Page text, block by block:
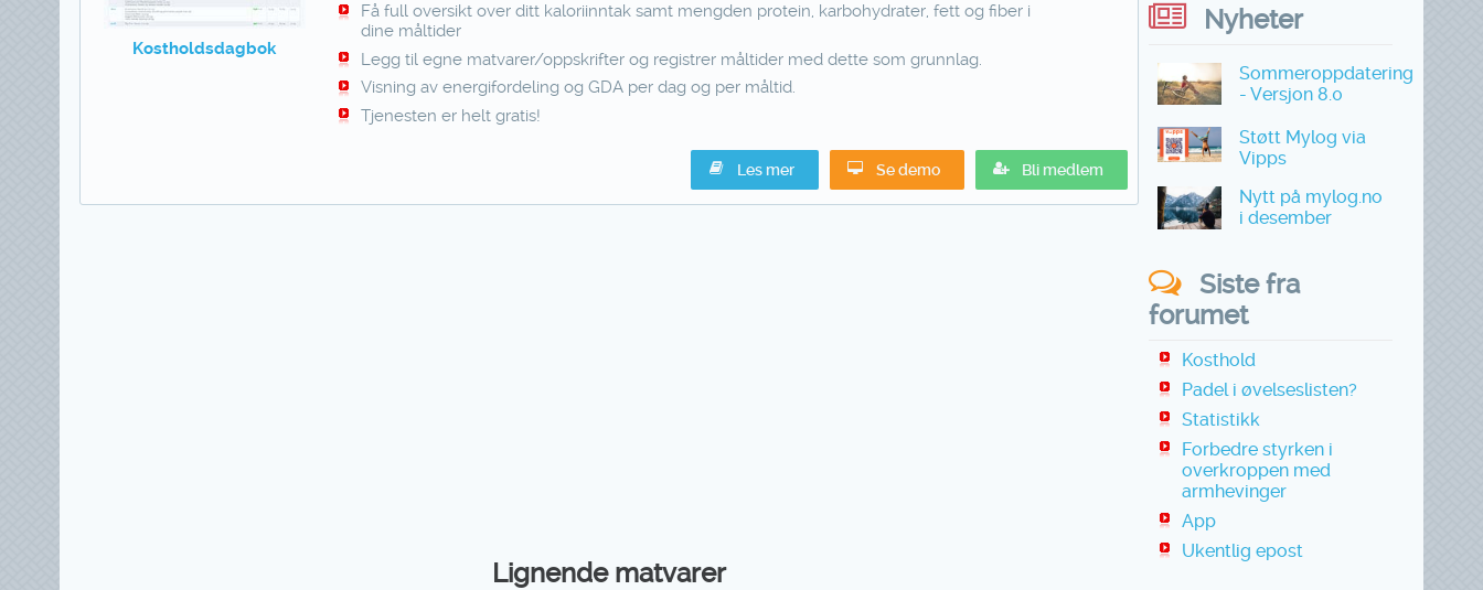
Kostholdsdagbok
Få full oversikt over ditt kaloriinntak samt mengden protein, karbohydrater, fett og fiber i
dine måltider
Legg til egne matvarer/oppskrifter og registrer måltider med dette som grunnlag.
Visning av energifordeling og GDA per dag og per måltid.
Tjenesten er helt gratis!
Bli medlem
Se demo
Les mer
Lignende matvarer
Nyheter
Sommeroppdatering
- Versjon 8.0
Støtt Mylog via
Vipps
Nytt på mylog.no
i desember
Siste fra
forumet
Kosthold
Padel i øvelseslisten?
Statistikk
Forbedre styrken i
overkroppen med
armhevinger
App
Ukentlig epost